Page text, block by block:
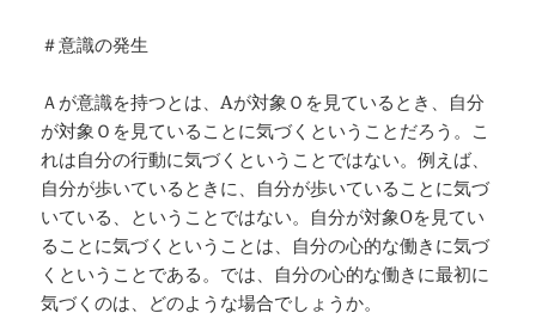
＃意識の発生
Ａが意識を持つとは、Aが対象Ｏを見ているとき、自分
が対象Ｏを見ていることに気づくということだろう。こ
れは自分の行動に気づくということではない。例えば、
自分が歩いているときに、自分が歩いていることに気づ
いている、ということではない。自分が対象Oを見てい
ることに気づくということは、自分の心的な働きに気づ
くということである。では、自分の心的な働きに最初に
気づくのは、どのような場合でしょうか。